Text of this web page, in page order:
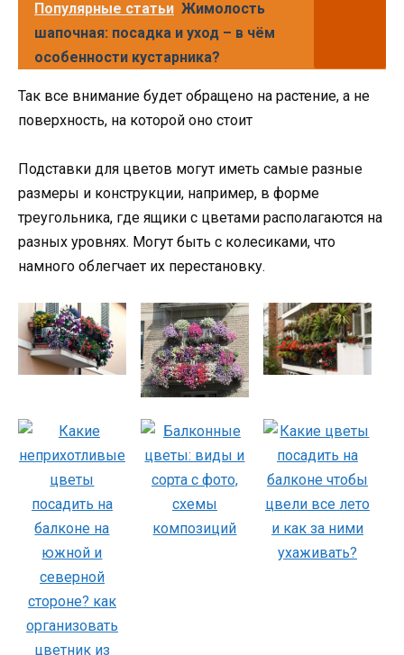
Популярные статьи Жимолость
шапочная: посадка и уход – в чём
особенности кустарника?
Так все внимание будет обращено на растение, а не
поверхность, на которой оно стоит
Подставки для цветов могут иметь самые разные
размеры и конструкции, например, в форме
треугольника, где ящики с цветами располагаются на
разных уровнях. Могут быть с колесиками, что
намного облегчает их перестановку.